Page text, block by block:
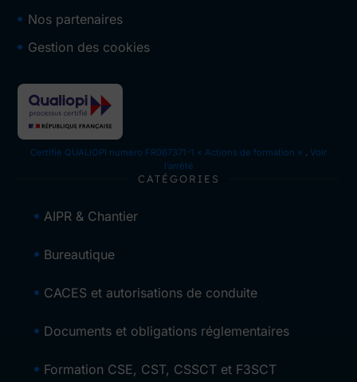
Nos partenaires
Gestion des cookies
Certifié QUALIOPI numéro FR067371-1 « Actions de formation » . Voir
l’arrêté
CATÉGORIES
AIPR & Chantier
Bureautique
CACES et autorisations de conduite
Documents et obligations réglementaires
Formation CSE, CST, CSSCT et F3SCT